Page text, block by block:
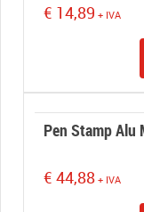
€ 14,89 + IVA
Pen Stamp Alu
€ 44,88 + IVA